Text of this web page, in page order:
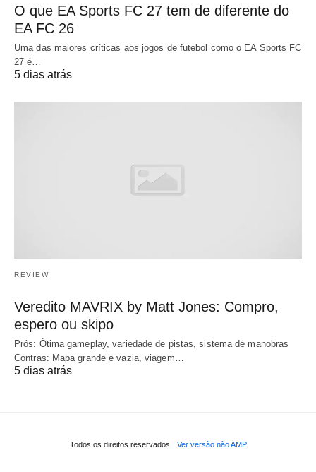
O que EA Sports FC 27 tem de diferente do
EA FC 26
Uma das maiores críticas aos jogos de futebol como o EA Sports FC
27 é…
5 dias atrás
REVIEW
Veredito MAVRIX by Matt Jones: Compro,
espero ou skipo
Prós: Ótima gameplay, variedade de pistas, sistema de manobras
Contras: Mapa grande e vazia, viagem…
5 dias atrás
Todos os direitos reservados Ver versão não AMP